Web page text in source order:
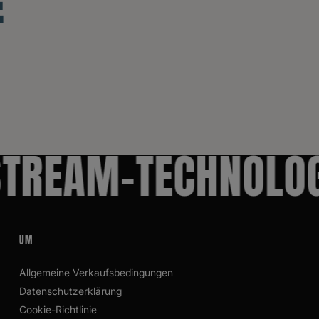
UM
Allgemeine Verkaufsbedingungen
Datenschutzerklärung
Cookie-Richtlinie